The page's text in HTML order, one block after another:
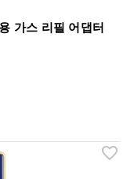
가스 리필 어댑터